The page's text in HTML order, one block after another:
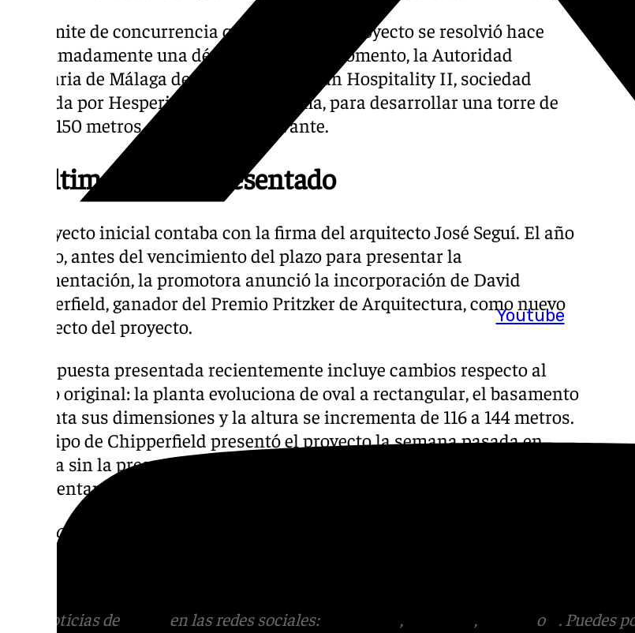
Youtube
El trámite de concurrencia que adjudicó el proyecto se resolvió hace
aproximadamente una década. En aquel momento, la Autoridad
Portuaria de Málaga designó a Andalusian Hospitality II, sociedad
formada por Hesperia y el fondo Al Alfia, para desarrollar una torre de
hasta 150 metros en el Dique de Levante.
El último diseño presentado
El proyecto inicial contaba con la firma del arquitecto José Seguí. El año
pasado, antes del vencimiento del plazo para presentar la
documentación, la promotora anunció la incorporación de David
Chipperfield, ganador del Premio Pritzker de Arquitectura, como nuevo
arquitecto del proyecto.
La propuesta presentada recientemente incluye cambios respecto al
diseño original: la planta evoluciona de oval a rectangular, el basamento
aumenta sus dimensiones y la altura se incrementa de 116 a 144 metros.
El equipo de Chipperfield presentó el proyecto la semana pasada en
Málaga sin la presencia del arquitecto. Tampoco asistieron al acto
representantes del Ayuntamiento ni de la Autoridad Portuaria.
Más noticias de
Más noticias de en las redes sociales: , , o
. Puedes